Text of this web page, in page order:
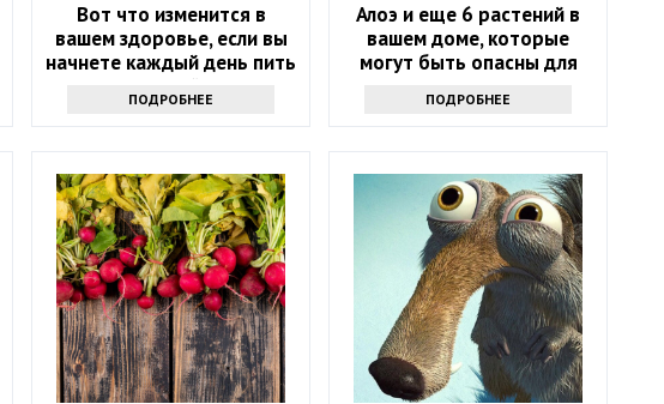
Вот что изменится в
вашем здоровье, если вы
начнете каждый день пить
томатный сок
ПОДРОБНЕЕ
Алоэ и еще 6 растений в
вашем доме, которые
могут быть опасны для
ПОДРОБНЕЕ